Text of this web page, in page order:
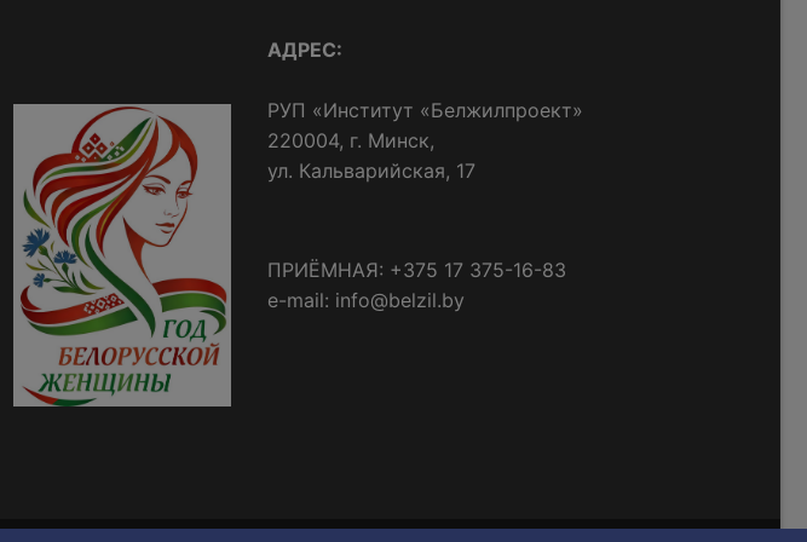
АДРЕС:
РУП «Институт «Белжилпроект»
220004, г. Минск,
ул. Кальварийская, 17
ПРИЁМНАЯ: +375 17 375-16-83
e-mail: info@belzil.by